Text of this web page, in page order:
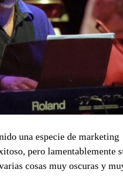
una especie de marketing
pero lamentablemente
cosas muy oscuras y